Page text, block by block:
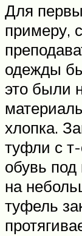
Для
примеру,
одежды
это были
хлопка.
туфли с
обувь
на
туфель